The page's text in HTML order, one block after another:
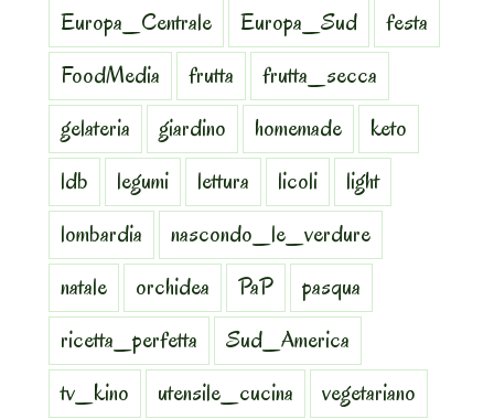
Europa_Centrale
Europa_Sud
festa
FoodMedia
frutta
frutta_secca
gelateria
giardino homemade
keto
ldb
legumi lettura licoli
light
lombardia
nascondo_le_verdure
natale
orchidea PaP
pasqua
ricetta_perfetta
Sud_America
tv_kino
utensile_cucina
vegetariano